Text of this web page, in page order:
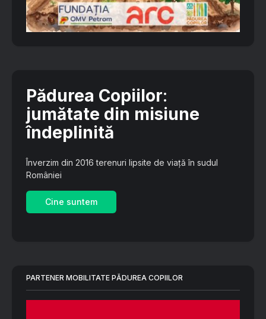
Pădurea Copiilor:
jumătate din misiune
îndeplinită
Înverzim din 2016 terenuri lipsite de viață în sudul
României
Cine suntem
PARTENER MOBILITATE PĂDUREA COPIILOR